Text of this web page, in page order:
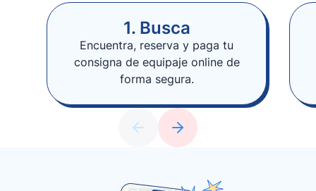
1. Busca
Encuentra, reserva y paga tu
consigna de equipaje online de
forma segura.